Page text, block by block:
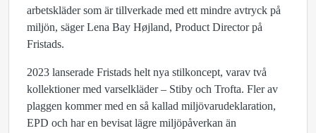
arbetskläder som är tillverkade med ett mindre avtryck på
miljön, säger Lena Bay Højland, Product Director på
Fristads.
2023 lanserade Fristads helt nya stilkoncept, varav två
kollektioner med varselkläder – Stiby och Trofta. Fler av
plaggen kommer med en så kallad miljövarudeklaration,
EPD och har en bevisat lägre miljöpåverkan än